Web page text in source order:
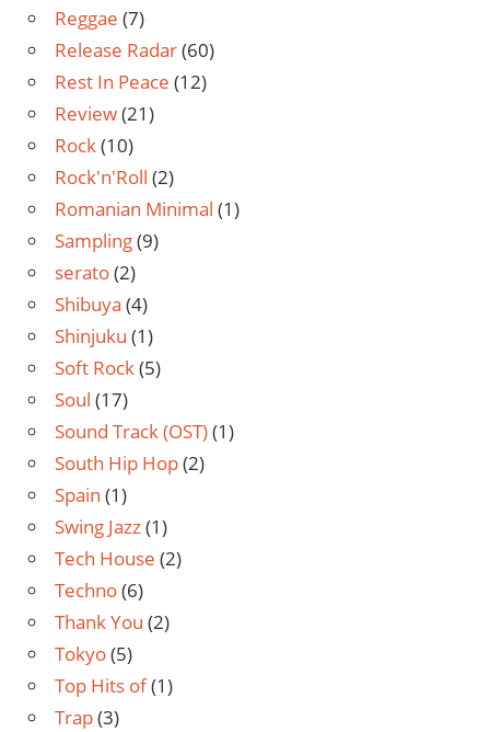
Reggae (7)
Release Radar(60)
Rest In Peace (12)
Review(21)
Rock(10)
Rock'n'Roll (2)
Romanian Minimal (1)
Sampling(9)
serato(2)
Shibuya (4)
Shinjuku (1)
Soft Rock(5)
Soul (17)
Sound Track (OST)(1)
South Hip Hop(2)
Spain (1)
Swing Jazz(1)
Tech House (2)
Techno(6)
Thank You (2)
Tokyo(5)
Top Hits of(1)
Trap(3)